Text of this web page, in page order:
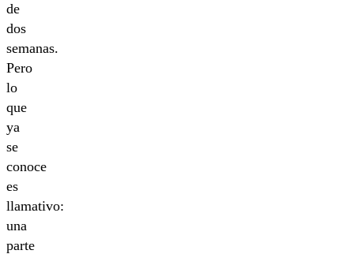
de
dos
semanas.
Pero
lo
que
ya
se
conoce
es
llamativo:
una
parte